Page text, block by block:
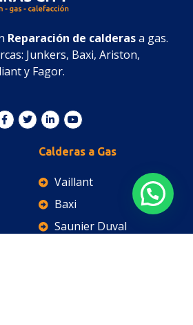
Reparación de calderasa gas.
Junkers, Baxi, Ariston,
y Fagor.
Calderas a Gas
Vaillant
Baxi
Saunier Duval